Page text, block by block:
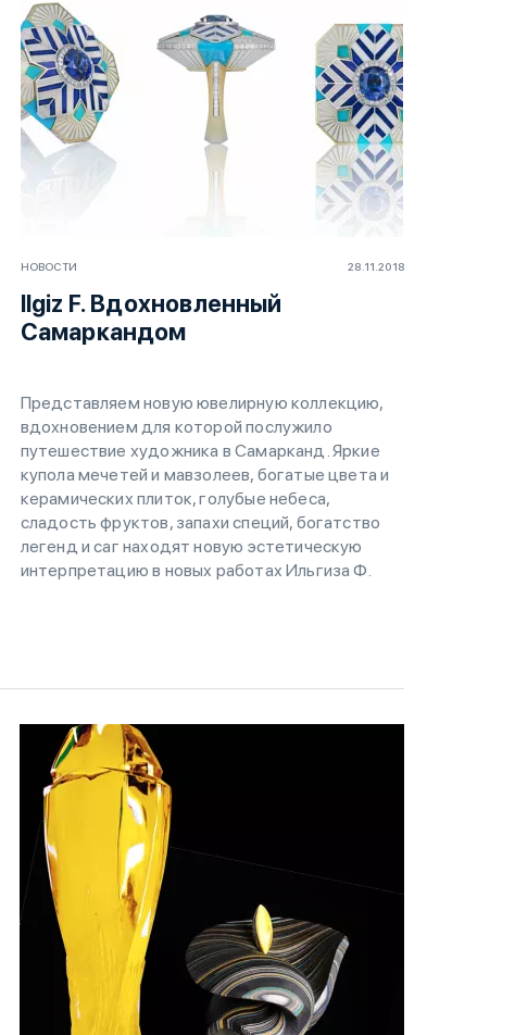
НОВОСТИ 28.11.2018
Ilgiz F. Вдохновленный
Самаркандом
Представляем новую ювелирную коллекцию,
вдохновением для которой послужило
путешествие художника в Самарканд. Яркие
купола мечетей и мавзолеев, богатые цвета и
керамических плиток, голубые небеса,
сладость фруктов, запахи специй, богатство
легенд и саг находят новую эстетическую
интерпретацию в новых работах Ильгиза Ф.